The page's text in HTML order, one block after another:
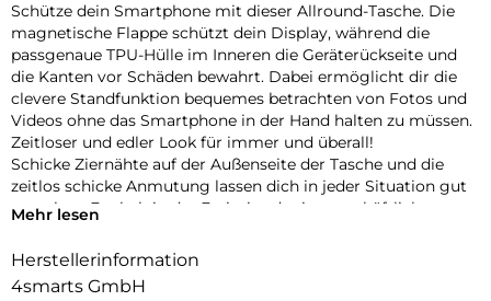
Schütze dein Smartphone mit dieser Allround-Tasche. Die
magnetische Flappe schützt dein Display, während die
passgenaue TPU-Hülle im Inneren die Geräterückseite und
die Kanten vor Schäden bewahrt. Dabei ermöglicht dir die
clevere Standfunktion bequemes betrachten von Fotos und
Videos ohne das Smartphone in der Hand halten zu müssen.
Zeitloser und edler Look für immer und überall!
Schicke Ziernähte auf der Außenseite der Tasche und die
zeitlos schicke Anmutung lassen dich in jeder Situation gut
aussehen. Egal ob in der Freizeit oder im geschäftlichen
Mehr lesen
Herstellerinformation
4smarts GmbH